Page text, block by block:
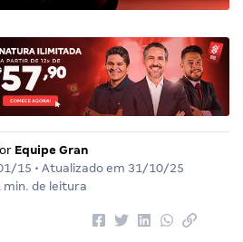
Equipe Gran
15 • Atualizado em 31/10/25
min. de leitura